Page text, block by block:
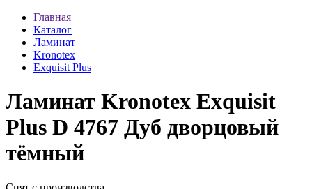
Главная
Каталог
Ламинат
Kronotex
Exquisit Plus
Ламинат Kronotex Exquisit
Plus D 4767 Дуб дворцовый
тёмный